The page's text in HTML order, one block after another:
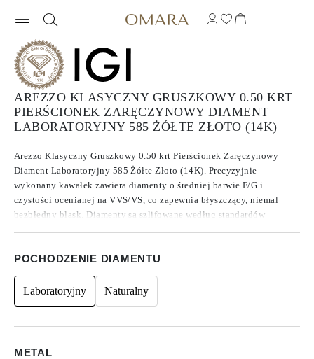
AREZZO KLASYCZNY GRUSZKOWY 0.50 KRT
PIERŚCIONEK ZARĘCZYNOWY DIAMENT
LABORATORYJNY 585 ŻÓŁTE ZŁOTO (14K)
Arezzo Klasyczny Gruszkowy 0.50 krt Pierścionek Zaręczynowy
Diament Laboratoryjny 585 Żółte Złoto (14K). Precyzyjnie
wykonany kawałek zawiera diamenty o średniej barwie F/G i
czystości ocenianej na VVS/VS, co zapewnia błyszczący, niemal
bezbłędny blask. Diamenty są szlifowane według standardów
te kamienie nie wykazują fluorescencji.
POCHODZENIE DIAMENTU
Laboratoryjny Naturalny
METAL